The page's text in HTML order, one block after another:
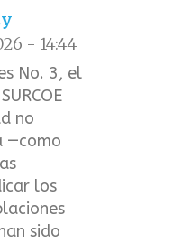
- 14:44
No. 3, el
no
—como
los
sido